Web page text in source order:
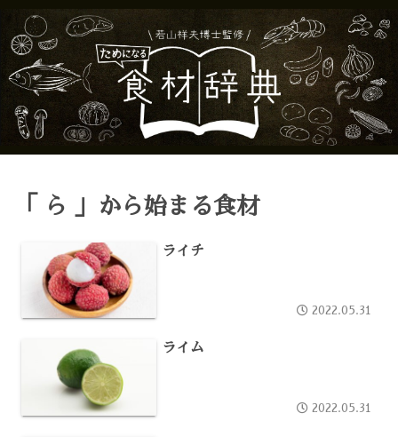
「 ら 」から始まる食材
ライチ
2022.05.31
ライム
2022.05.31